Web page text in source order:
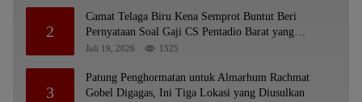
2
Camat Telaga Biru Kena Semprot Buntut Beri
Pernyataan Soal Gaji CS Pentadio Barat yang
Nunggak
Juli 19, 2026 1525
3
Patung Penghormatan untuk Almarhum Rachmat
Gobel Digagas, Ini Tiga Lokasi yang Diusulkan